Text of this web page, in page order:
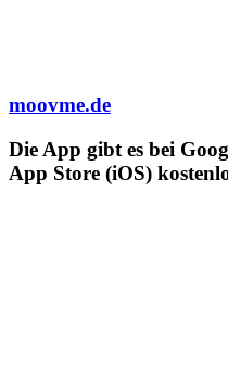
moovme.de
Die App gibt es bei
App Store (iOS)